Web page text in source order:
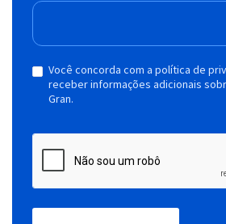
Você concorda com a política de
receber informações adicionais
Gran.